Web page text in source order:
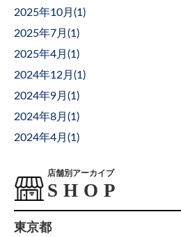
2025年10月(1 )
2025年7月(1 )
2025年4月(1 )
2024年12月(1 )
2024年9月(1 )
2024年8月(1 )
2024年4月(1 )
店舗別アーカイブ
東京都